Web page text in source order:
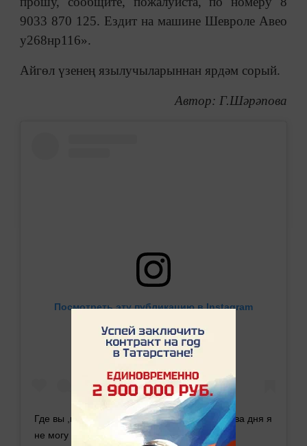
9033 870 125. Ездит на машине Шевроле Авео
у268нр116».
Айгөл үзенең язылучыларыннан ярдәм сорый.
Автор: Г.Шәрәпова
Посмотреть эту публикацию в Instagram
Где вы ,мои золотые мальчики? Уже почти два дня я
не могу найти детей и не знаю,где они